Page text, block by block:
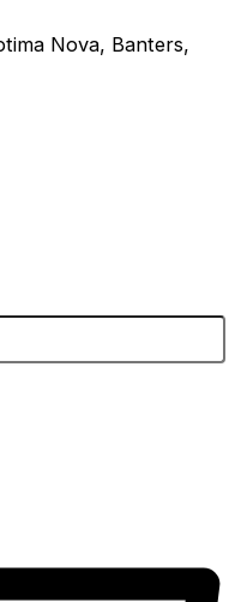
Nova, Banters,